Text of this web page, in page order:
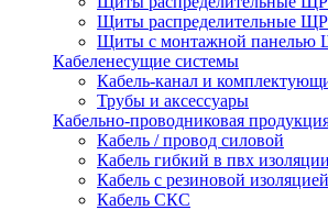
Щиты распределительные
Щиты с монтажной
Кабеленесущие системы
Кабель-канал и
Трубы и аксессуары
Кабельно-проводниковая
Кабель / провод силовой
Кабель гибкий в пвх
Кабель с резиновой изоляцией
Кабель СКС